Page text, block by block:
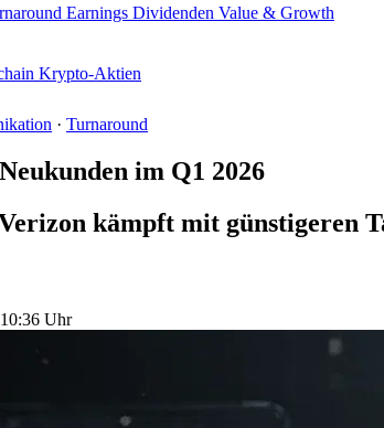
Earnings Dividenden Value & Growth
Krypto-Aktien
· Turnaround
im Q1 2026
kämpft mit günstigeren
Uhr